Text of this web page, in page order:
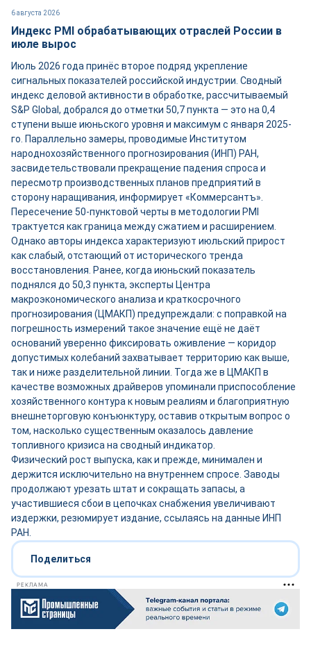
6 августа 2026
Индекс PMI обрабатывающих отраслей России в
июле вырос
Июль 2026 года принёс второе подряд укрепление
сигнальных показателей российской индустрии. Сводный
индекс деловой активности в обработке, рассчитываемый
S&P Global, добрался до отметки 50,7 пункта — это на 0,4
ступени выше июньского уровня и максимум с января 2025-
го. Параллельно замеры, проводимые Институтом
народнохозяйственного прогнозирования (ИНП) РАН,
засвидетельствовали прекращение падения спроса и
пересмотр производственных планов предприятий в
сторону наращивания, информирует «Коммерсантъ».
Пересечение 50-пунктовой черты в методологии PMI
трактуется как граница между сжатием и расширением.
Однако авторы индекса характеризуют июльский прирост
как слабый, отстающий от исторического тренда
восстановления. Ранее, когда июньский показатель
поднялся до 50,3 пункта, эксперты Центра
макроэкономического анализа и краткосрочного
прогнозирования (ЦМАКП) предупреждали: с поправкой на
погрешность измерений такое значение ещё не даёт
оснований уверенно фиксировать оживление — коридор
допустимых колебаний захватывает территорию как выше,
так и ниже разделительной линии. Тогда же в ЦМАКП в
качестве возможных драйверов упоминали приспособление
хозяйственного контура к новым реалиям и благоприятную
внешнеторговую конъюнктуру, оставив открытым вопрос о
том, насколько существенным оказалось давление
топливного кризиса на сводный индикатор.
Физический рост выпуска, как и прежде, минимален и
держится исключительно на внутреннем спросе. Заводы
продолжают урезать штат и сокращать запасы, а
участившиеся сбои в цепочках снабжения увеличивают
издержки, резюмирует издание, ссылаясь на данные ИНП
РАН.
Поделиться
РЕКЛАМА